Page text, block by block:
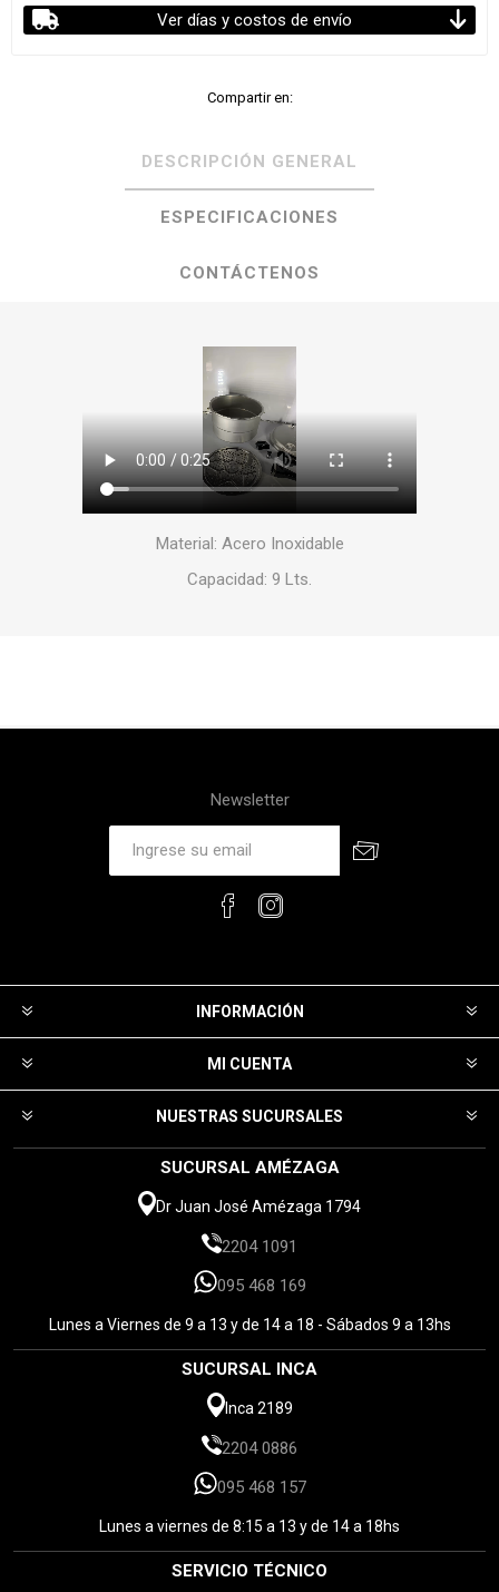
Ver días y costos de envío
Compartir en:
DESCRIPCIÓN GENERAL
ESPECIFICACIONES
CONTÁCTENOS
Material: Acero Inoxidable
Capacidad: 9 Lts.
Newsletter
INFORMACIÓN
MI CUENTA
NUESTRAS SUCURSALES
SUCURSAL AMÉZAGA
Dr Juan José Amézaga 1794
2204 1091
095 468 169
Lunes a Viernes de 9 a 13 y de 14 a 18 - Sábados 9 a 13hs
SUCURSAL INCA
Inca 2189
2204 0886
095 468 157
Lunes a viernes de 8:15 a 13 y de 14 a 18hs
SERVICIO TÉCNICO